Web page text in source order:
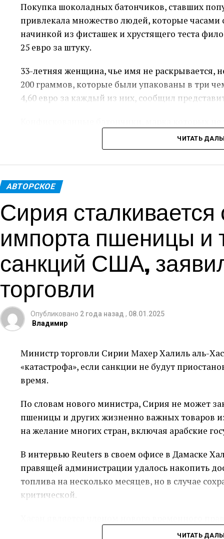
Покупка шоколадных батончиков, ставших
привлекала множество людей, которые часами
начинкой из фисташек и хрустящего теста
25 евро за штуку.
33-летняя женщина, чье имя не раскрывается,
200 граммов, которые были упакованы в три
4,60 евро за каждый из них, сообщил
реэкспортированы, либо уничтожены.
«Помимо возможного уклонения от уплаты
в первую очередь обеспокоена защитой
заявлении ведомства.
Сотрудники таможни не смогли найти на
об ингредиентах или аллергенах, что ставит
Женщина, не подвергшаяся аресту, будет
возможных обвинений в уклонении от уплаты
таможни.
ЧИТАТЬ
АВТОРСКОЕ
Сирия
импорта пшеницы и
санкций США,
торговли
Опубликовано 2 года назад , 08.01.2025
Владимир
Министр торговли Сирии Махер Халиль аль-
«катастрофа», если санкции не будут
время.
По словам нового министра, Сирия не может
пшеницы и других жизненно важных товаров
на желание многих стран, включая арабские
В интервью Reuters в своем офисе в Дамаске
правящей администрации удалось накопить
топлива на несколько месяцев, но в случае
критической.
исламистской группировкой «Хайят Тахрир
ЧИТАТЬ